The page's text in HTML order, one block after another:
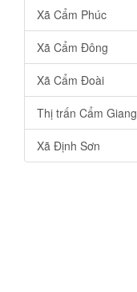
Xã Cẩm Phúc
Xã Cẩm Đông
Xã Cẩm Đoài
Thị trấn Cẩm Giang
Xã Định Sơn